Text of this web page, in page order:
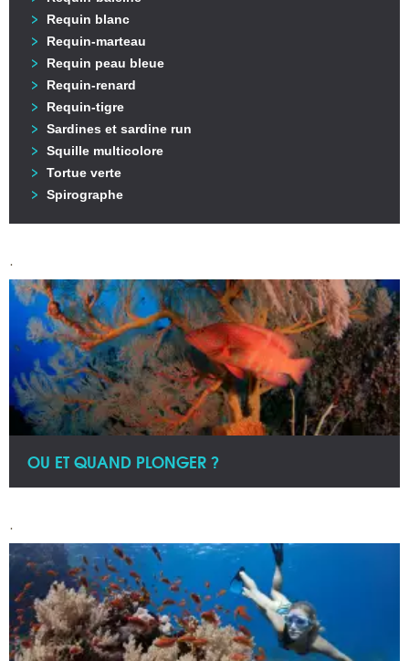
Requin blanc
Requin-marteau
Requin peau bleue
Requin-renard
Requin-tigre
Sardines et sardine run
Squille multicolore
Tortue verte
Spirographe
.
OU ET QUAND PLONGER ?
.